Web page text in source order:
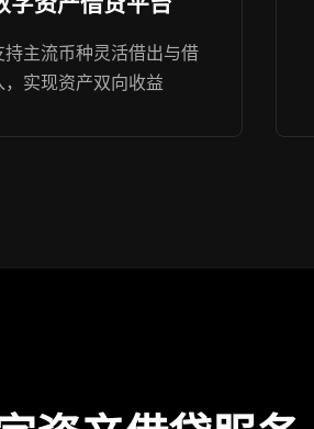
持主流币种灵活借出与借
，实现资产双向收益